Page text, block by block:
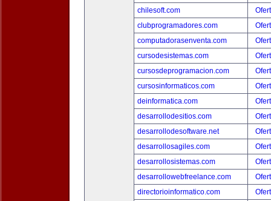
chilesoft.com
clubprogramadores.com
computadorasenventa.com
cursodesistemas.com
cursosdeprogramacion.com
cursosinformaticos.com
deinformatica.com
desarrollodesitios.com
desarrollodesoftware.net
desarrollosagiles.com
desarrollosistemas.com
desarrollowebfreelance.com
directorioinformatico.com